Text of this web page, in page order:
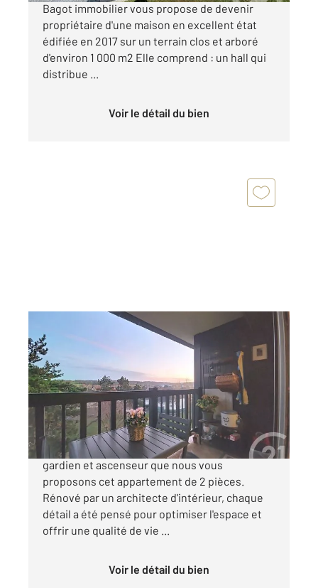
Bagot immobilier vous propose de devenir
propriétaire d'une maison en excellent état
édifiée en 2017 sur un terrain clos et arboré
d'environ 1 000 m2 Elle comprend : un hall qui
distribue ...
Voir le détail du bien
VILLERS SUR MER 14
34,61 m
Ref : 14216
Appartement F2 à vendre
198 500 €
C'est dans une résidence sécurisée avec
gardien et ascenseur que nous vous
proposons cet appartement de 2 pièces.
Rénové par un architecte d'intérieur, chaque
détail a été pensé pour optimiser l'espace et
offrir une qualité de vie ...
Voir le détail du bien